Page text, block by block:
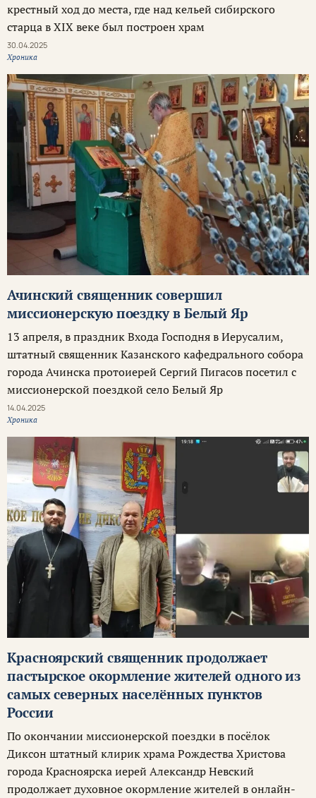
крестный ход до места, где над кельей сибирского
старца в XIX веке был построен храм
30.04.2025
Хроника
Ачинский священник совершил
миссионерскую поездку в Белый Яр
13 апреля, в праздник Входа Господня в Иерусалим,
штатный священник Казанского кафедрального собора
города Ачинска протоиерей Сергий Пигасов посетил с
миссионерской поездкой село Белый Яр
14.04.2025
Хроника
Красноярский священник продолжает
пастырское окормление жителей одного из
самых северных населённых пунктов
России
По окончании миссионерской поездки в посёлок
Диксон штатный клирик храма Рождества Христова
города Красноярска иерей Александр Невский
продолжает духовное окормление жителей в онлайн-